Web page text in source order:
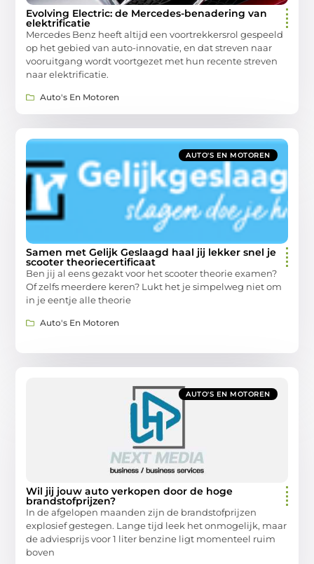
Evolving Electric: de Mercedes-benadering van
elektrificatie
Mercedes Benz heeft altijd een voortrekkersrol gespeeld
op het gebied van auto-innovatie, en dat streven naar
vooruitgang wordt voortgezet met hun recente streven
naar elektrificatie.
Auto's En Motoren
AUTO'S EN MOTOREN
Samen met Gelijk Geslaagd haal jij lekker snel je
scooter theoriecertificaat
Ben jij al eens gezakt voor het scooter theorie examen?
Of zelfs meerdere keren? Lukt het je simpelweg niet om
in je eentje alle theorie
Auto's En Motoren
AUTO'S EN MOTOREN
Wil jij jouw auto verkopen door de hoge
brandstofprijzen?
In de afgelopen maanden zijn de brandstofprijzen
explosief gestegen. Lange tijd leek het onmogelijk, maar
de adviesprijs voor 1 liter benzine ligt momenteel ruim
boven